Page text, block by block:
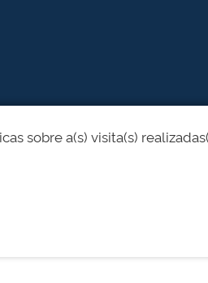
sobre a(s) visita(s)